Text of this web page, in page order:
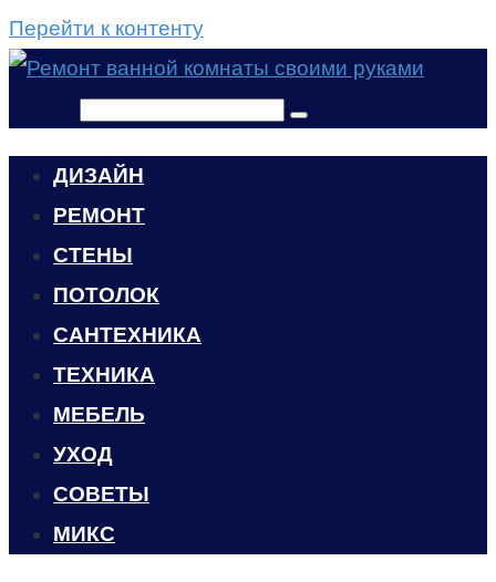
Перейти к контенту
ДИЗАЙН
РЕМОНТ
СТЕНЫ
ПОТОЛОК
САНТЕХНИКА
ТЕХНИКА
МЕБЕЛЬ
УХОД
CОВЕТЫ
МИКС